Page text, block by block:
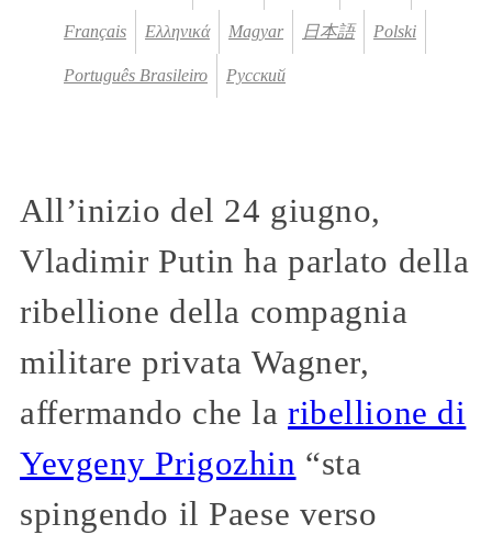
Français Ελληνικά Magyar 日本語 Polski
Português Brasileiro Русский
All’inizio del 24 giugno,
Vladimir Putin ha parlato della
ribellione della compagnia
militare privata Wagner,
affermando che laribellione di
Yevgeny Prigozhin “sta
spingendo il Paese verso